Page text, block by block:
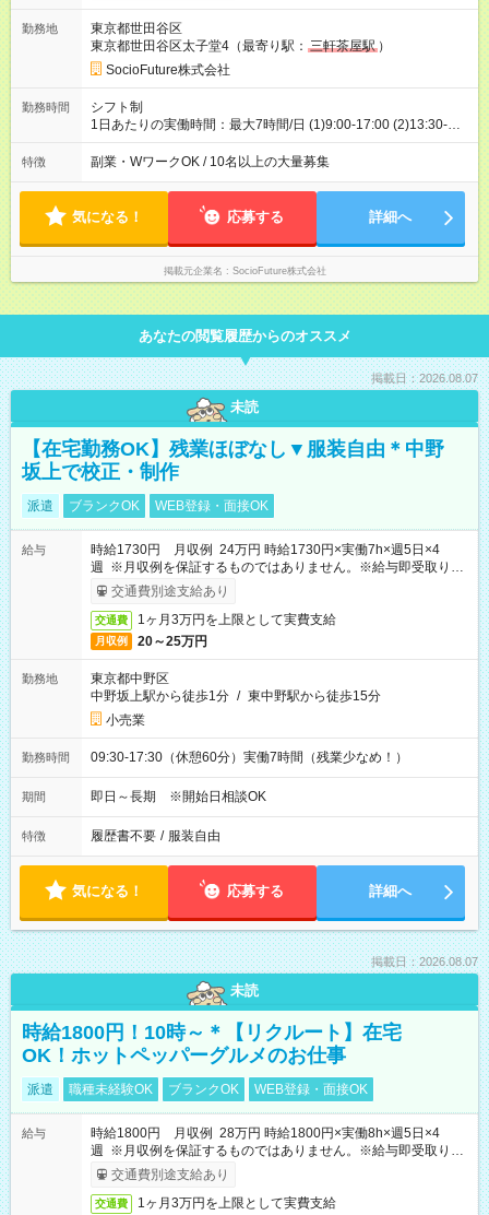
り 試用期間の長さ：2ヶ月 雇用形態、給与は本採用時と同じで
す。 ※初回は2ヵ月後の末日までの契約となります。
勤務地
東京都世田谷区
東京都世田谷区太子堂4（最寄り駅： 三軒茶屋駅 ）
SocioFuture株式会社
勤務時間
シフト制
1日あたりの実働時間：最大7時間/日 (1)9:00-17:00 (2)13:30-
21:30 ★実働7時間・休憩60分 ★土日祝含む週5日勤務 ★両シフ
トの対応が必須となります
特徴 副業・WワークOK / 10名以上の大量募集
気になる！ 応募する 詳細へ
掲載元企業名 SocioFuture株式会社
あなたの閲覧履歴からのオススメ
掲載日：2026.08.07
未読
【在宅勤務OK】残業ほぼなし▼服装自由＊中野
坂上で校正・制作
派遣 ブランクOK WEB登録・面接OK
給与
時給1730円 月収例 24万円 時給1730円×実働7h×週5日×4
週 ※月収例を保証するものではありません。※給与即受取りサ
ービス利用可（利用条件有）
交通費別途支給あり
交通費 1ヶ月3万円を上限として実費支給
月収例 20～25万円
勤務地
東京都中野区
中野坂上駅から徒歩1分 / 東中野駅から徒歩15分
小売業
勤務時間 09:30-17:30（休憩60分）実働7時間（残業少なめ！）
期間 即日～長期 ※開始日相談OK
特徴 履歴書不要 / 服装自由
気になる！ 応募する 詳細へ
掲載日：2026.08.07
未読
時給1800円！10時～＊【リクルート】在宅
OK！ホットペッパーグルメのお仕事
派遣 職種未経験OK ブランクOK WEB登録・面接OK
給与
時給1800円 月収例 28万円 時給1800円×実働8h×週5日×4
週 ※月収例を保証するものではありません。※給与即受取りサ
ービス利用可（利用条件有）
交通費別途支給あり
交通費 1ヶ月3万円を上限として実費支給